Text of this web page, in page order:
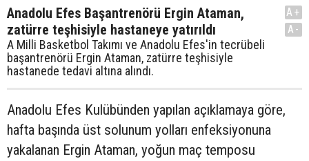
Anadolu Efes Başantrenörü Ergin Ataman,
zatürre teşhisiyle hastaneye yatırıldı
A Milli Basketbol Takımı ve Anadolu Efes'in tecrübeli
başantrenörü Ergin Ataman, zatürre teşhisiyle
hastanede tedavi altına alındı.
A+
A-
Anadolu Efes Kulübünden yapılan açıklamaya göre,
hafta başında üst solunum yolları enfeksiyonuna
yakalanan Ergin Ataman, yoğun maç temposu